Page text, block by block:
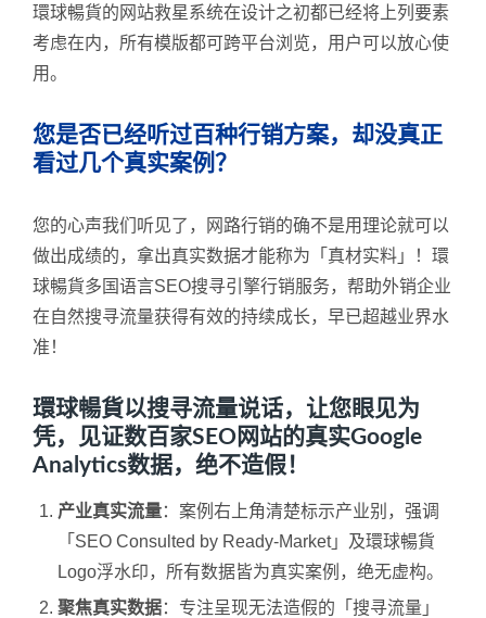
環球暢貨的网站救星系统在设计之初都已经将上列要素
考虑在内，所有模版都可跨平台浏览，用户可以放心使
用。
您是否已经听过百种行销方案，却没真正
看过几个真实案例？
您的心声我们听见了，网路行销的确不是用理论就可以
做出成绩的，拿出真实数据才能称为「真材实料」！環
球暢貨多国语言SEO搜寻引擎行销服务，帮助外销企业
在自然搜寻流量获得有效的持续成长，早已超越业界水
准！
環球暢貨以搜寻流量说话，让您眼见为
凭，见证数百家SEO网站的真实Google
Analytics数据，绝不造假！
产业真实流量：案例右上角清楚标示产业别，强调
「SEO Consulted by Ready-Market」及環球暢貨
Logo浮水印，所有数据皆为真实案例，绝无虚构。
聚焦真实数据：专注呈现无法造假的「搜寻流量」